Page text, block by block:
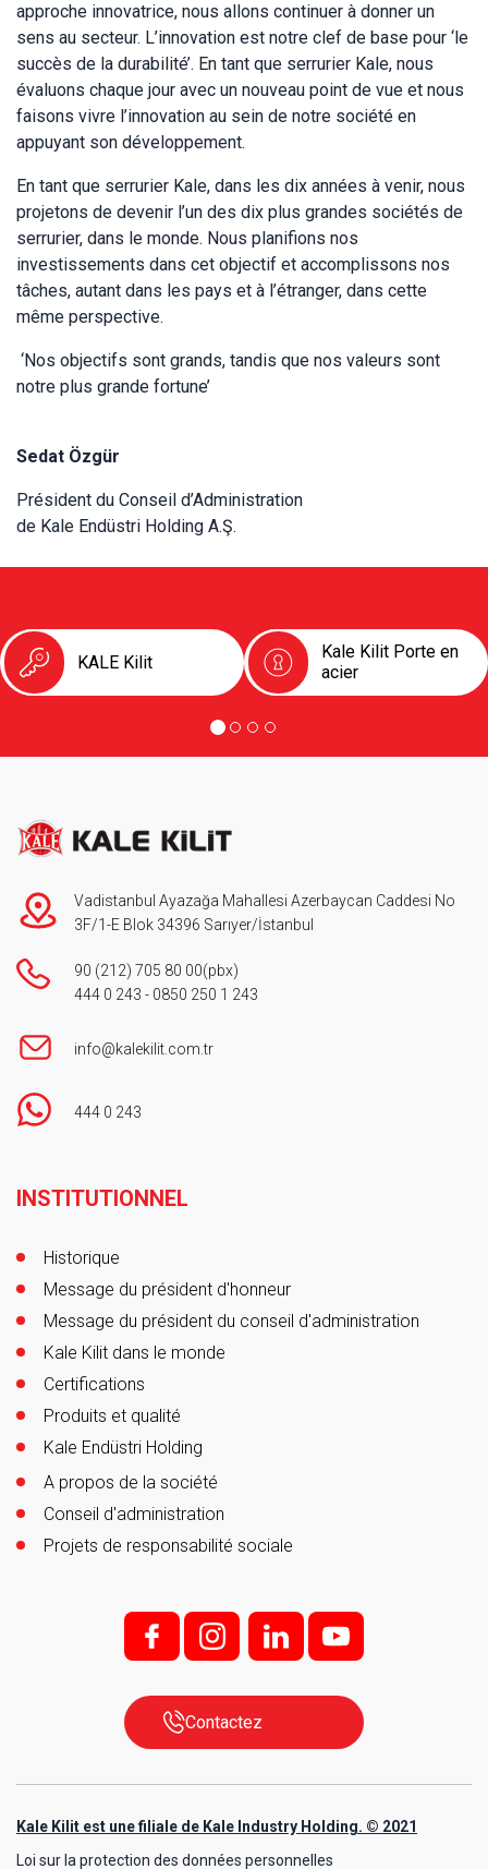
approche innovatrice, nous allons continuer à donner un
sens au secteur. L’innovation est notre clef de base pour ‘le
succès de la durabilité’. En tant que serrurier Kale, nous
évaluons chaque jour avec un nouveau point de vue et nous
faisons vivre l’innovation au sein de notre société en
appuyant son développement.
En tant que serrurier Kale, dans les dix années à venir, nous
projetons de devenir l’un des dix plus grandes sociétés de
serrurier, dans le monde. Nous planifions nos
investissements dans cet objectif et accomplissons nos
tâches, autant dans les pays et à l’étranger, dans cette
même perspective.
‘Nos objectifs sont grands, tandis que nos valeurs sont
notre plus grande fortune’
Sedat Özgür
Président du Conseil d’Administration
de Kale Endüstri Holding A.Ş.
KALE Kilit
Kale Kilit Porte en
acier
Vadistanbul Ayazağa Mahallesi Azerbaycan Caddesi No
3F/1-E Blok 34396 Sarıyer/İstanbul
90 (212) 705 80 00(pbx)
444 0 243 - 0850 250 1 243
info@kalekilit.com.tr
444 0 243
INSTITUTIONNEL
Historique
Message du président d'honneur
Message du président du conseil d'administration
Kale Kilit dans le monde
Certifications
Produits et qualité
Kale Endüstri Holding
A propos de la société
Conseil d'administration
Projets de responsabilité sociale
f; i; l y
Contactez
Kale Kilit est une filiale de Kale Industry Holding. © 2021
Loi sur la protection des données personnelles